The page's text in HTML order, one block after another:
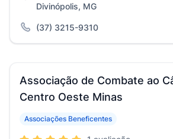
Divinópolis, MG
(37) 3215-9310
Associação de Combate ao
Centro Oeste Minas
Associações Beneficentes